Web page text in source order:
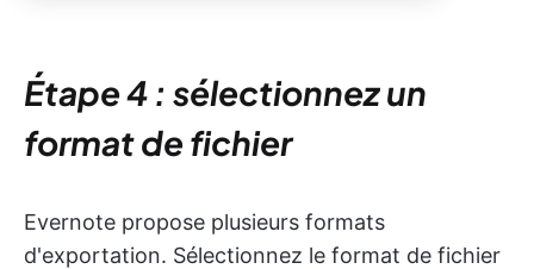
Étape 4 : sélectionnez un
format de fichier
Evernote propose plusieurs formats
d'exportation. Sélectionnez le format de fichier